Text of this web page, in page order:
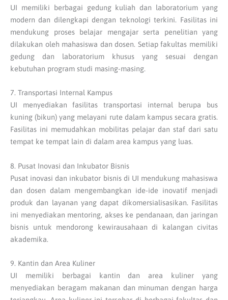
UI memiliki berbagai gedung kuliah dan laboratorium yang
modern dan dilengkapi dengan teknologi terkini. Fasilitas ini
mendukung proses belajar mengajar serta penelitian yang
dilakukan oleh mahasiswa dan dosen. Setiap fakultas memiliki
gedung dan laboratorium khusus yang sesuai dengan
kebutuhan program studi masing-masing.
7. Transportasi Internal Kampus
UI menyediakan fasilitas transportasi internal berupa bus
kuning (bikun) yang melayani rute dalam kampus secara gratis.
Fasilitas ini memudahkan mobilitas pelajar dan staf dari satu
tempat ke tempat lain di dalam area kampus yang luas.
8. Pusat Inovasi dan Inkubator Bisnis
Pusat inovasi dan inkubator bisnis di UI mendukung mahasiswa
dan dosen dalam mengembangkan ide-ide inovatif menjadi
produk dan layanan yang dapat dikomersialisasikan. Fasilitas
ini menyediakan mentoring, akses ke pendanaan, dan jaringan
bisnis untuk mendorong kewirausahaan di kalangan civitas
akademika.
9. Kantin dan Area Kuliner
UI memiliki berbagai kantin dan area kuliner yang
menyediakan beragam makanan dan minuman dengan harga